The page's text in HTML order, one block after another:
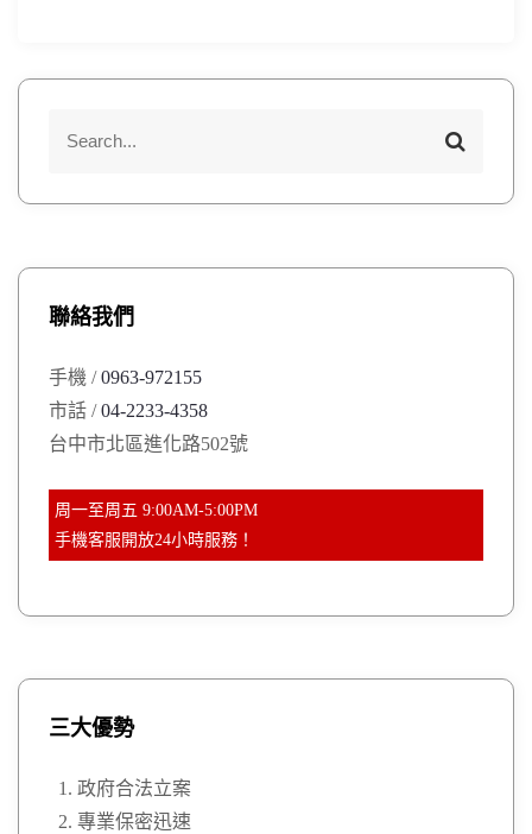
f
:
S
r
聯絡我們
手機 /0963-972155
市話 /04-2233-4358
台中市北區進化路502號
周一至周五 9:00AM-5:00PM
手機客服開放24小時服務！
三大優勢
政府合法立案
專業保密迅速